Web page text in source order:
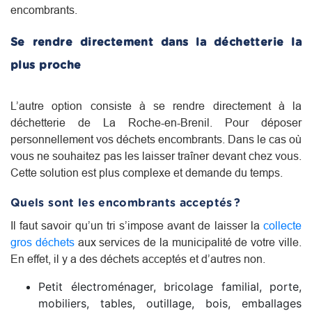
encombrants.
Se rendre directement dans la déchetterie la
plus proche
L’autre option consiste à se rendre directement à la
déchetterie de La Roche-en-Brenil. Pour déposer
personnellement vos déchets encombrants. Dans le cas où
vous ne souhaitez pas les laisser traîner devant chez vous.
Cette solution est plus complexe et demande du temps.
Quels sont les encombrants acceptés ?
Il faut savoir qu’un tri s’impose avant de laisser la collecte
gros déchetsaux services de la municipalité de votre ville.
En effet, il y a des déchets acceptés et d’autres non.
Petit électroménager, bricolage familial, porte,
mobiliers, tables, outillage, bois, emballages